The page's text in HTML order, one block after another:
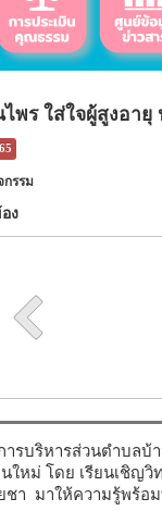
พร ใส่ใจผู้สูงอายุ
กรรม
ง
ารบริหารส่วนตำบลบ้
ใหม่ โดย เรียนเชิญวิ
ชา มาให้ความรู้พร้อ